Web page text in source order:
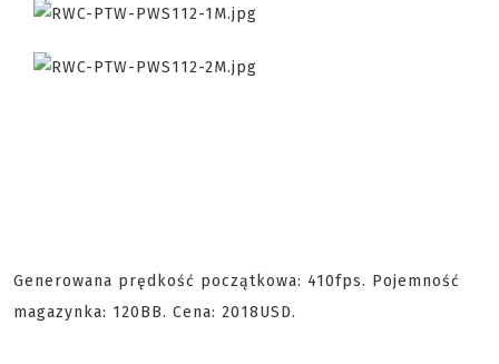
Generowana prędkość początkowa: 410fps. Pojemność
magazynka: 120BB. Cena: 2018USD.